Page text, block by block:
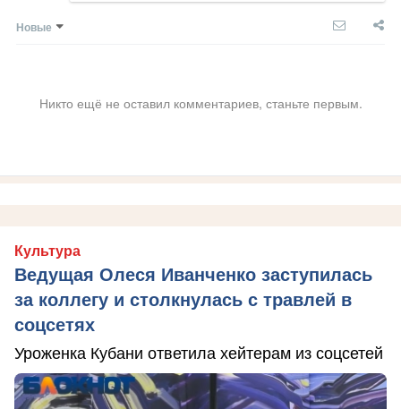
Новые
Никто ещё не оставил комментариев, станьте первым.
Культура
Ведущая Олеся Иванченко заступилась
за коллегу и столкнулась с травлей в
соцсетях
Уроженка Кубани ответила хейтерам из соцсетей